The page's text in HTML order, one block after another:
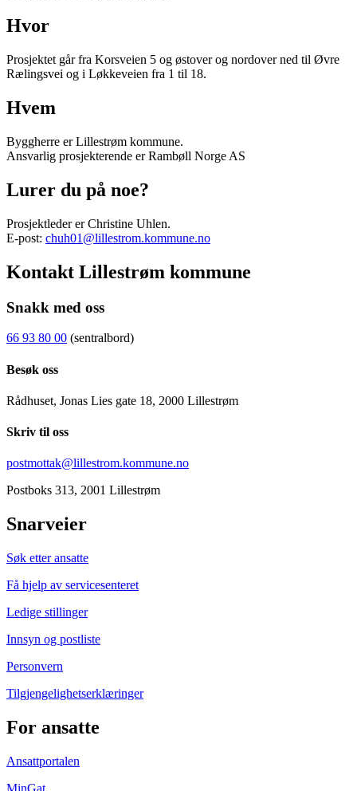
Hvor
Prosjektet går fra Korsveien 5 og østover og nordover ned til Øvre
Rælingsvei og i Løkkeveien fra 1 til 18.
Hvem
Byggherre er Lillestrøm kommune.
Ansvarlig prosjekterende er Rambøll Norge AS
Lurer du på noe?
Prosjektleder er Christine Uhlen.
E-post: chuh01@lillestrom.kommune.no
Kontakt Lillestrøm kommune
Snakk med oss
66 93 80 00 (sentralbord)
Besøk oss
Rådhuset, Jonas Lies gate 18, 2000 Lillestrøm
Skriv til oss
postmottak@lillestrom.kommune.no
Postboks 313, 2001 Lillestrøm
Snarveier
Søk etter ansatte
Få hjelp av servicesenteret
Ledige stillinger
Innsyn og postliste
Personvern
Tilgjengelighetserklæringer
For ansatte
Ansattportalen
MinGat